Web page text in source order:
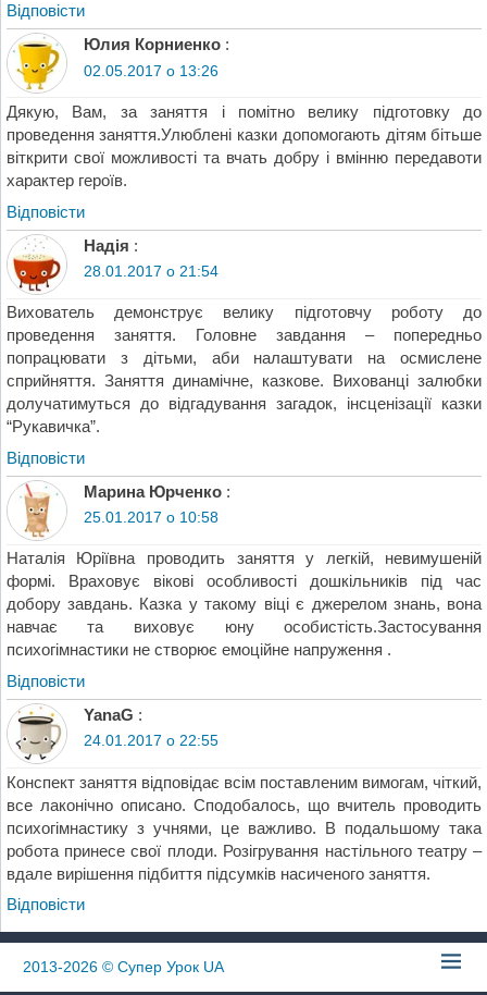
Відповіcти
Юлия Корниенко :
02.05.2017 о 13:26
Дякую, Вам, за заняття і помітно велику підготовку до
проведення заняття.Улюблені казки допомогають дітям бітьше
віткрити свої можливості та вчать добру і вмінню передавоти
характер героїв.
Відповіcти
Надія :
28.01.2017 о 21:54
Вихователь демонструє велику підготовчу роботу до
проведення заняття. Головне завдання – попередньо
попрацювати з дітьми, аби налаштувати на осмислене
сприйняття. Заняття динамічне, казкове. Вихованці залюбки
долучатимуться до відгадування загадок, інсценізації казки
“Рукавичка”.
Відповіcти
Марина Юрченко :
25.01.2017 о 10:58
Наталія Юріївна проводить заняття у легкій, невимушеній
формі. Враховує вікові особливості дошкільників під час
добору завдань. Казка у такому віці є джерелом знань, вона
навчає та виховує юну особистість.Застосування
психогімнастики не створює емоційне напруження .
Відповіcти
YanaG :
24.01.2017 о 22:55
Конспект заняття відповідає всім поставленим вимогам, чіткий,
все лаконічно описано. Сподобалось, що вчитель проводить
психогімнастику з учнями, це важливо. В подальшому така
робота принесе свої плоди. Розігрування настільного театру –
вдале вирішення підбиття підсумків насиченого заняття.
Відповіcти
2013-2026 © Супер Урок UA